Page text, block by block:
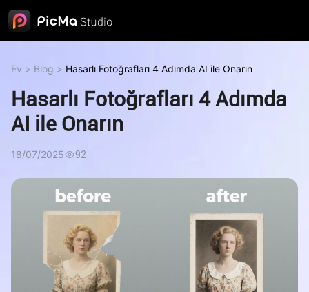
Ev > Blog > Hasarlı Fotoğrafları 4 Adımda AI ile Onarın
Hasarlı Fotoğrafları 4 Adımda
AI ile Onarın
18/07/2025 92